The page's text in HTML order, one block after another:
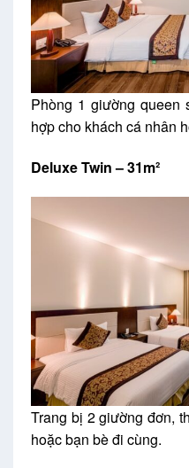
Phòng 1 giường queen
hợp cho khách cá nhân
Deluxe Twin – 31m²
Trang bị 2 giường đơn,
hoặc bạn bè đi cùng.